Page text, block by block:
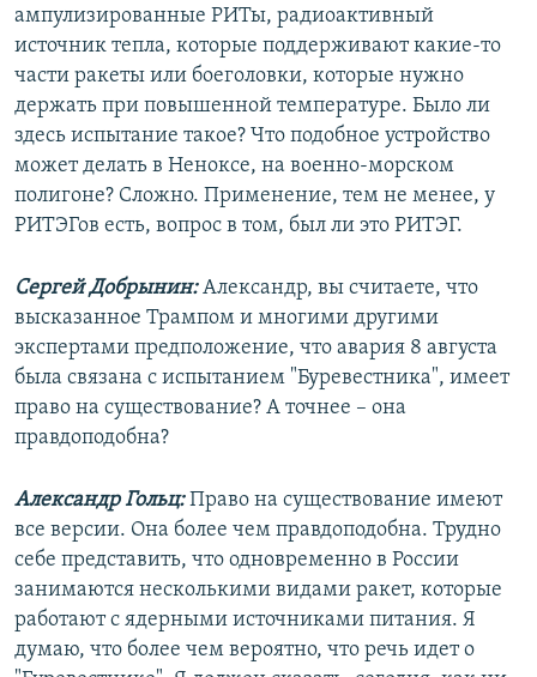
ампулизированные РИТы, радиоактивный
источник тепла, которые поддерживают какие-то
части ракеты или боеголовки, которые нужно
держать при повышенной температуре. Было ли
здесь испытание такое? Что подобное устройство
может делать в Неноксе, на военно-морском
полигоне? Сложно. Применение, тем не менее, у
РИТЭГов есть, вопрос в том, был ли это РИТЭГ.
Сергей Добрынин:Александр, вы считаете, что
высказанное Трампом и многими другими
экспертами предположение, что авария 8 августа
была связана с испытанием "Буревестника", имеет
право на существование? А точнее – она
правдоподобна?
Александр Гольц:Право на существование имеют
все версии. Она более чем правдоподобна. Трудно
себе представить, что одновременно в России
занимаются несколькими видами ракет, которые
работают с ядерными источниками питания. Я
думаю, что более чем вероятно, что речь идет о